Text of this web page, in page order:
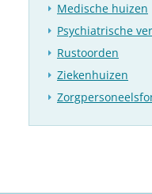
Medische huizen
Psychiatrische
Rustoorden
Ziekenhuizen